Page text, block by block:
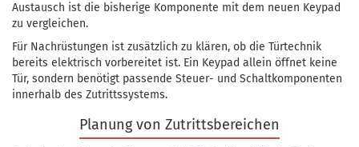
Austausch ist die bisherige Komponente mit dem neuen Keypad
zu vergleichen.
Für Nachrüstungen ist zusätzlich zu klären, ob die Türtechnik
bereits elektrisch vorbereitet ist. Ein Keypad allein öffnet keine
Tür, sondern benötigt passende Steuer- und Schaltkomponenten
innerhalb des Zutrittssystems.
Planung von Zutrittsbereichen